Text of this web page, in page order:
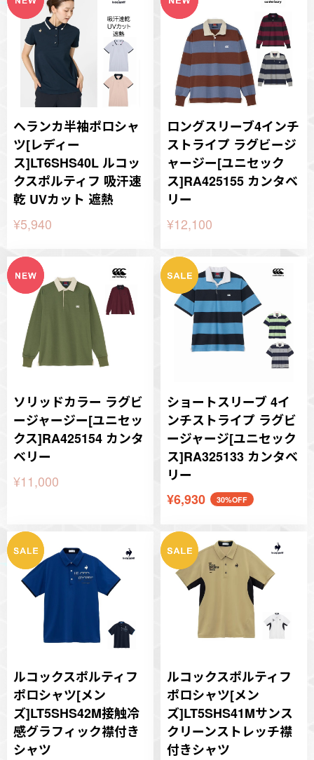
ヘランカ半袖ポロシャ
ツ[レディー
ス]LT6SHS40L ルコッ
クスポルティフ 吸汗速
乾 UVカット 遮熱
¥5,940
ロングスリーブ4インチ
ストライプ ラグビージ
ャージー[ユニセック
ス]RA425155 カンタベ
リー
¥12,100
ソリッドカラー ラグビ
ージャージー[ユニセッ
クス]RA425154 カンタ
ベリー
¥11,000
ショートスリーブ 4イ
ンチストライプ ラグビ
ージャージ[ユニセック
ス]RA325133 カンタベ
リー
¥6,930
30%OFF
ルコックスポルティフ
ポロシャツ[メン
ズ]LT5SHS42M接触冷
感グラフィック襟付き
シャツ
ルコックスポルティフ
ポロシャツ[メン
ズ]LT5SHS41Mサンス
クリーンストレッチ襟
付きシャツ